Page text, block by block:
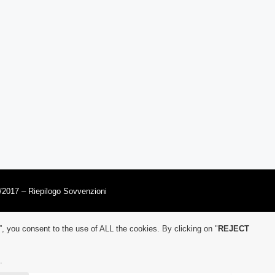
– Riepilogo Sovvenzioni
you consent to the use of ALL the cookies. By clicking on " REJECT